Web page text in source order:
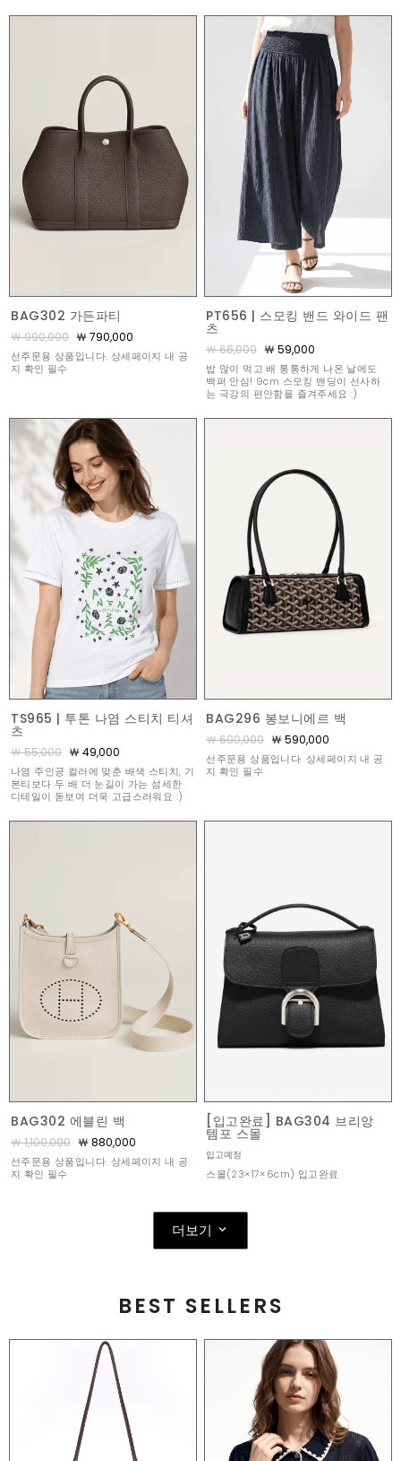
BAG302 가든파티
￦ 990,000 ￦ 790,000
선주문용 상품입니다. 상세페이지 내 공
지 확인 필수
PT656 | 스모킹 밴드 와이드 팬
츠
￦ 66,000 ￦ 59,000
밥 많이 먹고 배 통통하게 나온 날에도
백퍼 안심! 9cm 스모킹 밴딩이 선사하
는 극강의 편안함을 즐겨주세요 :)
TS965 | 투톤 나염 스티치 티셔
츠
￦ 55,000 ￦ 49,000
나염 주인공 컬러에 맞춘 배색 스티치, 기
본티보다 두 배 더 눈길이 가는 섬세한
디테일이 돋보여 더욱 고급스러워요 :)
BAG296 봉보니에르 백
￦ 690,000 ￦ 590,000
선주문용 상품입니다. 상세페이지 내 공
지 확인 필수
BAG302 에블린 백
￦ 1,100,000 ￦ 880,000
선주문용 상품입니다. 상세페이지 내 공
지 확인 필수
[입고완료] BAG304 브리앙
템포 스몰
입고예정
스몰(23×17×6cm) 입고완료
더보기
BEST SELLERS